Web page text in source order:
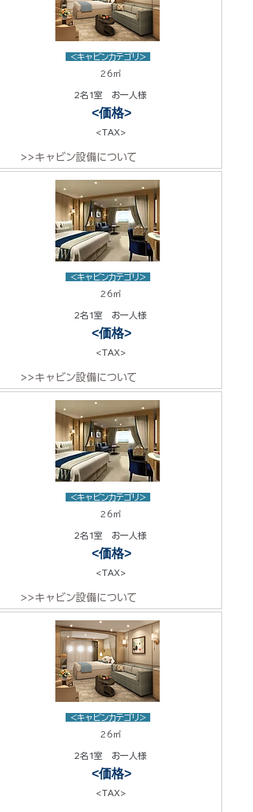
<キャビンカテゴリ>
26㎡
2名1室 お一人様
<価格>
<TAX>
>>キャビン設備について
<キャビンカテゴリ>
26㎡
2名1室 お一人様
<価格>
<TAX>
>>キャビン設備について
<キャビンカテゴリ>
26㎡
2名1室 お一人様
<価格>
<TAX>
>>キャビン設備について
<キャビンカテゴリ>
26㎡
2名1室 お一人様
<価格>
<TAX>